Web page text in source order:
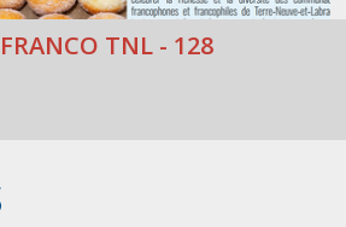
TNL - 128